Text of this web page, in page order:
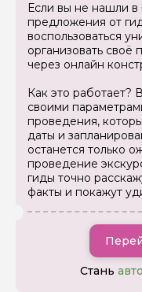
Если вы не нашли в
предложения от
воспользоваться
организовать своё
через онлайн
Как это работает?
своими
проведения,
даты и
останется только
проведение
гиды точно
факты и покажут
Стань